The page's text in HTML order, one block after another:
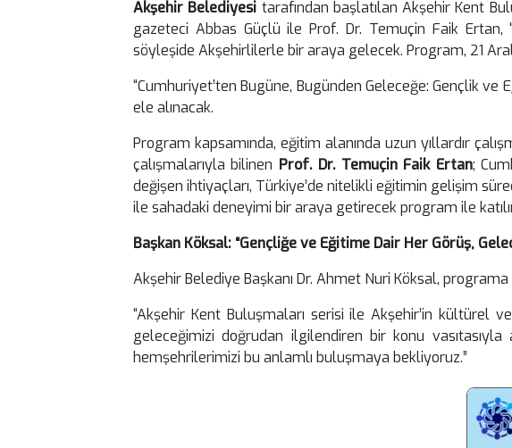
Akşehir Belediyesi tarafından başlatılan Akşehir Kent
gazeteci Abbas Güçlü ile Prof. Dr. Temuçin Faik Ertan,
söyleşide Akşehirlilerle bir araya gelecek. Program, 21
“Cumhuriyet’ten Bugüne, Bugünden Geleceğe: Gençlik
ele alınacak.
Program kapsamında, eğitim alanında uzun yıllardır
çalışmalarıyla bilinen Prof. Dr. Temuçin Faik Ertan;
değişen ihtiyaçları, Türkiye’de nitelikli eğitimin gelişim
ile sahadaki deneyimi bir araya getirecek program ile
Başkan Köksal: “Gençliğe ve Eğitime Dair Her Görüş,
Akşehir Belediye Başkanı Dr. Ahmet Nuri Köksal,
“Akşehir Kent Buluşmaları serisi ile Akşehir’in kültürel
geleceğimizi doğrudan ilgilendiren bir konu
hemşehrilerimizi bu anlamlı buluşmaya bekliyoruz.”